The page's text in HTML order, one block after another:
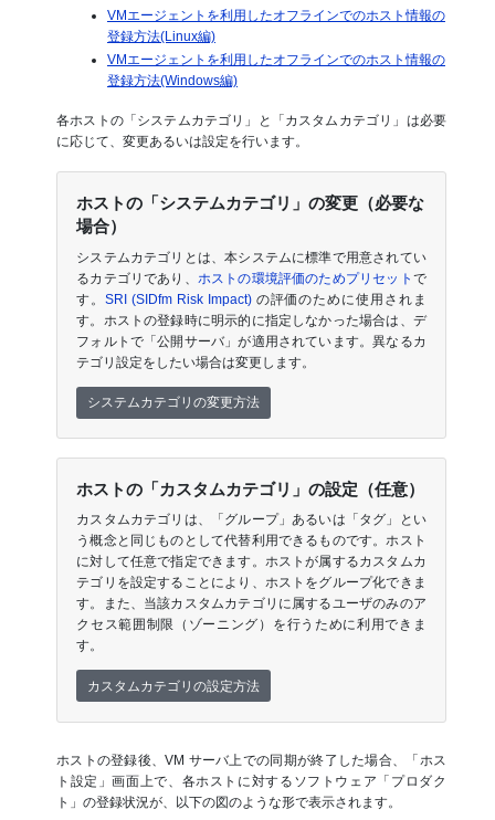
VMエージェントを利用したオフラインでのホスト情報の
登録方法(Linux編)
VMエージェントを利用したオフラインでのホスト情報の
登録方法(Windows編)
各ホストの「システムカテゴリ」と「カスタムカテゴリ」は必要
に応じて、変更あるいは設定を行います。
ホストの「システムカテゴリ」の変更（必要な
場合）
システムカテゴリとは、本システムに標準で用意されてい
るカテゴリであり、 ホストの環境評価のためプリセット で
す。 SRI (SIDfm Risk Impact)の評価のために使用されま
す。ホストの登録時に明示的に指定しなかった場合は、デ
フォルトで「公開サーバ」が適用されています。異なるカ
テゴリ設定をしたい場合は変更します。
システムカテゴリの変更方法
ホストの「カスタムカテゴリ」の設定（任意）
カスタムカテゴリは、「グループ」あるいは「タグ」とい
う概念と同じものとして代替利用できるものです。ホスト
に対して任意で指定できます。ホストが属するカスタムカ
テゴリを設定することにより、ホストをグループ化できま
す。また、当該カスタムカテゴリに属するユーザのみのア
クセス範囲制限（ゾーニング）を行うために利用できま
す。
カスタムカテゴリの設定方法
ホストの登録後、VM サーバ上での同期が終了した場合、「ホス
ト設定」画面上で、各ホストに対するソフトウェア「プロダク
ト」の登録状況が、以下の図のような形で表示されます。